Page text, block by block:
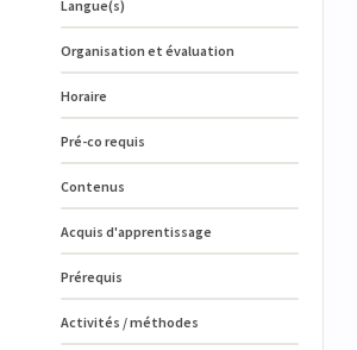
Langue(s)
Organisation et évaluation
Horaire
Pré-co requis
Contenus
Acquis d'apprentissage
Prérequis
Activités / méthodes